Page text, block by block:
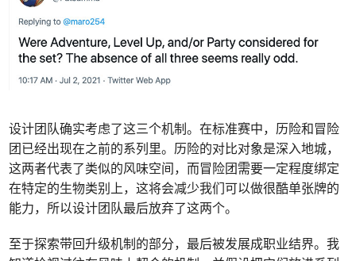
设计团队确实考虑了这三个机制。在标准赛中，历险和冒险
团已经出现在之前的系列里。历险的对比对象是深入地城，
这两者代表了类似的风味空间，而冒险团需要一定程度绑定
在特定的生物类别上，这将会减少我们可以做很酷单张牌的
能力，所以设计团队最后放弃了这两个。
至于探索带回升级机制的部分，最后被发展成职业结界。我